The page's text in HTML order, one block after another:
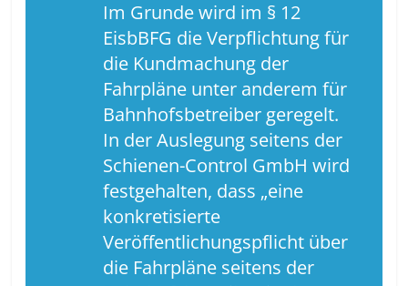
Im Grunde wird im § 12
EisbBFG die Verpflichtung für
die Kundmachung der
Fahrpläne unter anderem für
Bahnhofsbetreiber geregelt.
In der Auslegung seitens der
Schienen-Control GmbH wird
festgehalten, dass „eine
konkretisierte
Veröffentlichungspflicht über
die Fahrpläne seitens der